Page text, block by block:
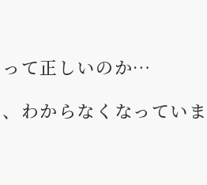
て正しいのか…
わからなくなってい